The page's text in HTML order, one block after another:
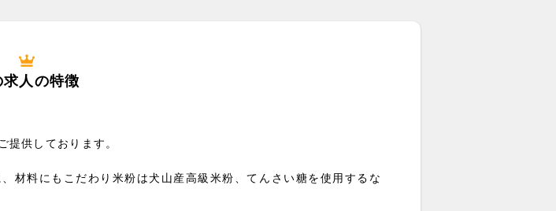
求人の特徴
供しております。
材料にもこだわり米粉は犬山産高級米粉、てんさい糖を使用するな